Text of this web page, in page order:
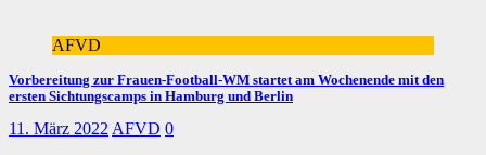
AFVD
Vorbereitung zur Frauen-Football-WM startet am Wochenende mit den
ersten Sichtungscamps in Hamburg und Berlin
11. März 2022 AFVD 0